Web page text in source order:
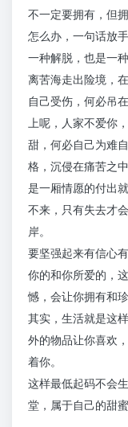
不一定要拥有，但
怎么办，一句话放
一种解脱，也是一
离苦海走出险境，
自己受伤，何必吊
上呢，人家不爱你
甜，何必自己为难
格，沉侵在痛苦之
是一厢情愿的付出
不来，只有失去才
岸。
要坚强起来有信心
你的和你所爱的，
憾，会让你拥有和珍
其实，生活就是这
外的物品让你喜欢
着你。
这样最低起码不会
堂，属于自己的甜